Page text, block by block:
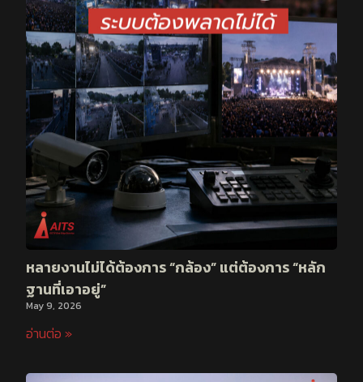
หลายงานไม่ได้ต้องการ “กล้อง” แต่ต้องการ “หลัก
ฐานที่เอาอยู่”
May 9, 2026
อ่านต่อ »